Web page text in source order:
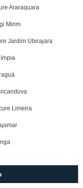
Araraquara
Mirim
Jardim Ubirajara
Limeira